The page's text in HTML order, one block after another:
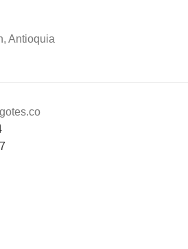
Antioquia